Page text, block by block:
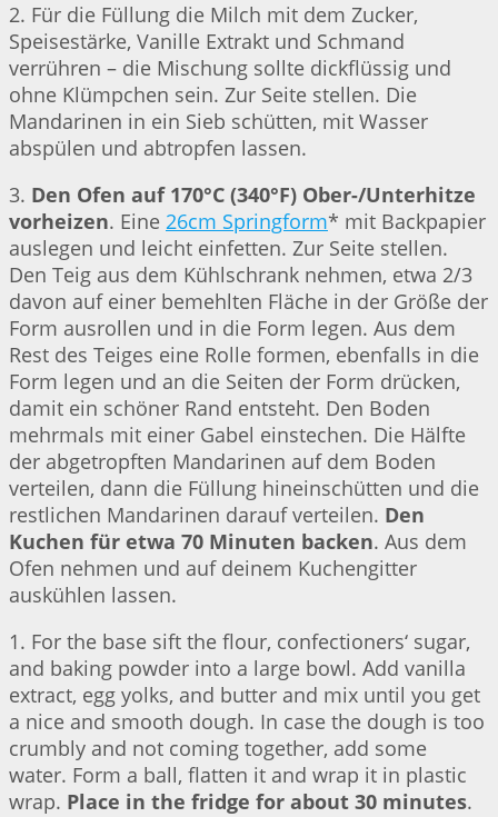
2. Für die Füllung die Milch mit dem Zucker,
Speisestärke, Vanille Extrakt und Schmand
verrühren – die Mischung sollte dickflüssig und
ohne Klümpchen sein. Zur Seite stellen. Die
Mandarinen in ein Sieb schütten, mit Wasser
abspülen und abtropfen lassen.
3. Den Ofen auf 170°C (340°F) Ober-/Unterhitze
vorheizen. Eine 26cm Springform* mit Backpapier
auslegen und leicht einfetten. Zur Seite stellen.
Den Teig aus dem Kühlschrank nehmen, etwa 2/3
davon auf einer bemehlten Fläche in der Größe der
Form ausrollen und in die Form legen. Aus dem
Rest des Teiges eine Rolle formen, ebenfalls in die
Form legen und an die Seiten der Form drücken,
damit ein schöner Rand entsteht. Den Boden
mehrmals mit einer Gabel einstechen. Die Hälfte
der abgetropften Mandarinen auf dem Boden
verteilen, dann die Füllung hineinschütten und die
restlichen Mandarinen darauf verteilen. Den
Kuchen für etwa 70 Minuten backen. Aus dem
Ofen nehmen und auf deinem Kuchengitter
auskühlen lassen.
1. For the base sift the flour, confectioners‘ sugar,
and baking powder into a large bowl. Add vanilla
extract, egg yolks, and butter and mix until you get
a nice and smooth dough. In case the dough is too
crumbly and not coming together, add some
water. Form a ball, flatten it and wrap it in plastic
wrap. Place in the fridge for about 30 minutes.